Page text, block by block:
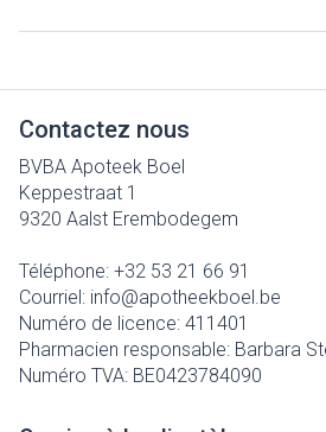
Contactez nous
BVBA Apoteek Boel
Keppestraat 1
9320 Aalst Erembodegem
Téléphone: +32 53 21 66 91
Courriel: info@apotheekboel.be
Numéro de licence: 411401
Pharmacien responsable: Barbara
Numéro TVA: BE0423784090